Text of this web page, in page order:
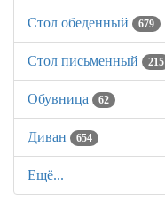
Стол обеденный 679
Стол письменный 215
Обувница 62
Диван 654
Ещё...